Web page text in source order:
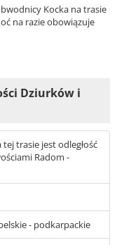
Kocka na trasie
na razie obowiązuje
Dziurków i
tej trasie jest odległość
Radom -
- podkarpackie